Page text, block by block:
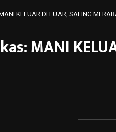
KELUAR DI LUAR, SALING
MANI